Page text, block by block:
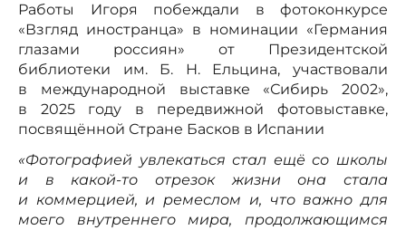
Работы Игоря побеждали в фотоконкурсе
«Взгляд иностранца» в номинации «Германия
глазами россиян» от Президентской
библиотеки им. Б. Н. Ельцина, участвовали
в международной выставке «Сибирь 2002»,
в 2025 году в передвижной фотовыставке,
посвящённой Стране Басков в Испании
«Фотографией увлекаться стал ещё со школы
и в какой-то отрезок жизни она стала
и коммерцией, и ремеслом и, что важно для
моего внутреннего мира, продолжающимся